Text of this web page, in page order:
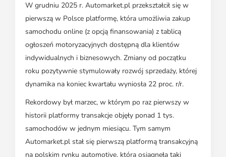
W grudniu 2025 r. Automarket.pl przekształcił się w
pierwszą w Polsce platformę, która umożliwia zakup
samochodu online (z opcją finansowania) z tablicą
ogłoszeń motoryzacyjnych dostępną dla klientów
indywidualnych i biznesowych. Zmiany od początku
roku pozytywnie stymulowały rozwój sprzedaży, której
dynamika na koniec kwartału wyniosła 22 proc. r/r.
Rekordowy był marzec, w którym po raz pierwszy w
historii platformy transakcje objęły ponad 1 tys.
samochodów w jednym miesiącu. Tym samym
Automarket.pl stał się pierwszą platformą transakcyjną
na polskim rynku automotive, która osiągnęła taki